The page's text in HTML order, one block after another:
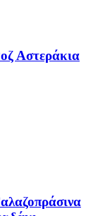
Αστεράκια